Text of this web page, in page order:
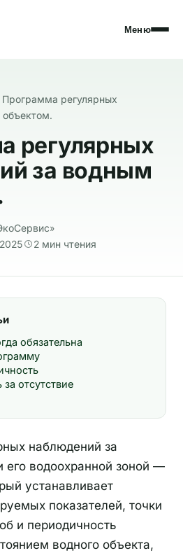
Меню
Программа регулярных
регулярных
за водным
2 мин чтения
обязательна
отсутствие
наблюдений за
водоохранной зоной —
устанавливает
показателей, точки
и периодичность
водного объекта,